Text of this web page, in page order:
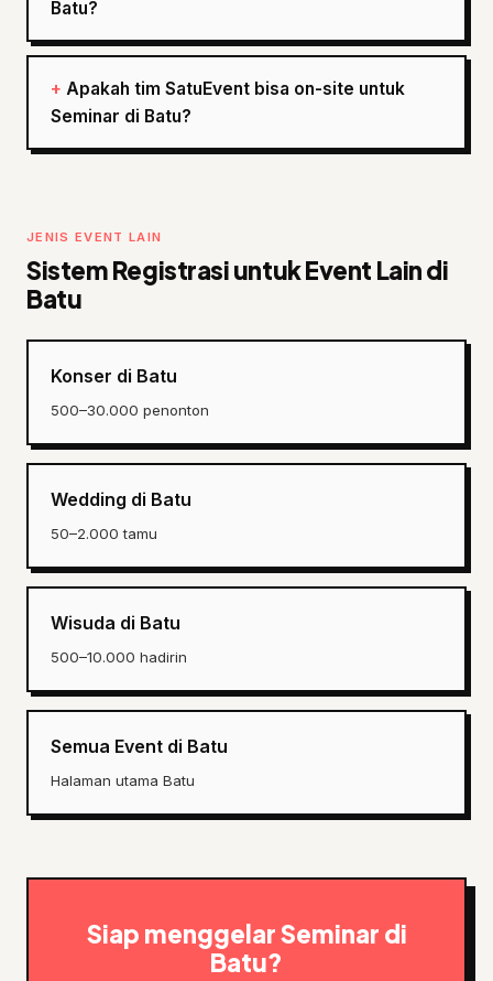
Batu?
Apakah tim SatuEvent bisa on-site untuk
Seminar di Batu?
JENIS EVENT LAIN
Sistem Registrasi untuk Event Lain di
Batu
Konser di Batu
500–30.000 penonton
Wedding di Batu
50–2.000 tamu
Wisuda di Batu
500–10.000 hadirin
Semua Event di Batu
Halaman utama Batu
Siap menggelar Seminar di
Batu?